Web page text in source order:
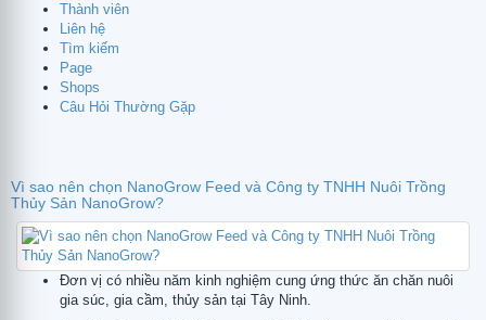
Thành viên
Liên hệ
Tìm kiếm
Page
Shops
Câu Hỏi Thường Gặp
Vì sao nên chọn NanoGrow Feed và Công ty TNHH Nuôi Trồng
Thủy Sản NanoGrow?
Đơn vị có nhiều năm kinh nghiệm cung ứng thức ăn chăn nuôi
gia súc, gia cầm, thủy sản tại Tây Ninh.